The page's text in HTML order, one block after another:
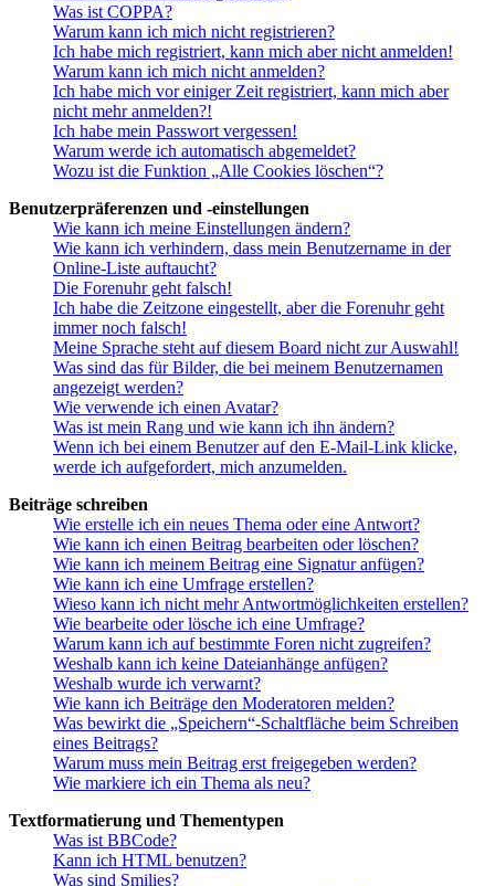
Was ist COPPA?
Warum kann ich mich nicht registrieren?
Ich habe mich registriert, kann mich aber nicht anmelden!
Warum kann ich mich nicht anmelden?
Ich habe mich vor einiger Zeit registriert, kann mich aber
nicht mehr anmelden?!
Ich habe mein Passwort vergessen!
Warum werde ich automatisch abgemeldet?
Wozu ist die Funktion „Alle Cookies löschen“?
Benutzerpräferenzen und -einstellungen
Wie kann ich meine Einstellungen ändern?
Wie kann ich verhindern, dass mein Benutzername in der
Online-Liste auftaucht?
Die Forenuhr geht falsch!
Ich habe die Zeitzone eingestellt, aber die Forenuhr geht
immer noch falsch!
Meine Sprache steht auf diesem Board nicht zur Auswahl!
Was sind das für Bilder, die bei meinem Benutzernamen
angezeigt werden?
Wie verwende ich einen Avatar?
Was ist mein Rang und wie kann ich ihn ändern?
Wenn ich bei einem Benutzer auf den E-Mail-Link klicke,
werde ich aufgefordert, mich anzumelden.
Beiträge schreiben
Wie erstelle ich ein neues Thema oder eine Antwort?
Wie kann ich einen Beitrag bearbeiten oder löschen?
Wie kann ich meinem Beitrag eine Signatur anfügen?
Wie kann ich eine Umfrage erstellen?
Wieso kann ich nicht mehr Antwortmöglichkeiten erstellen?
Wie bearbeite oder lösche ich eine Umfrage?
Warum kann ich auf bestimmte Foren nicht zugreifen?
Weshalb kann ich keine Dateianhänge anfügen?
Weshalb wurde ich verwarnt?
Wie kann ich Beiträge den Moderatoren melden?
Was bewirkt die „Speichern“-Schaltfläche beim Schreiben
eines Beitrags?
Warum muss mein Beitrag erst freigegeben werden?
Wie markiere ich ein Thema als neu?
Textformatierung und Thementypen
Was ist BBCode?
Kann ich HTML benutzen?
Was sind Smilies?